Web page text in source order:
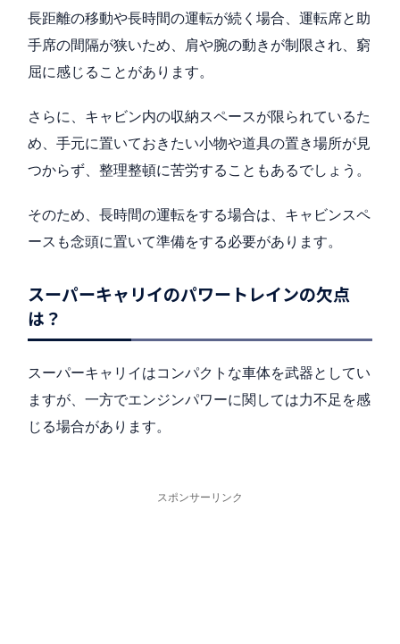
長距離の移動や長時間の運転が続く場合、運転席と助
手席の間隔が狭いため、肩や腕の動きが制限され、窮
屈に感じることがあります。
さらに、キャビン内の収納スペースが限られているた
め、手元に置いておきたい小物や道具の置き場所が見
つからず、整理整頓に苦労することもあるでしょう。
そのため、長時間の運転をする場合は、キャビンスペ
ースも念頭に置いて準備をする必要があります。
スーパーキャリイのパワートレインの欠点
は？
スーパーキャリイはコンパクトな車体を武器としてい
ますが、一方でエンジンパワーに関しては力不足を感
じる場合があります。
スポンサーリンク